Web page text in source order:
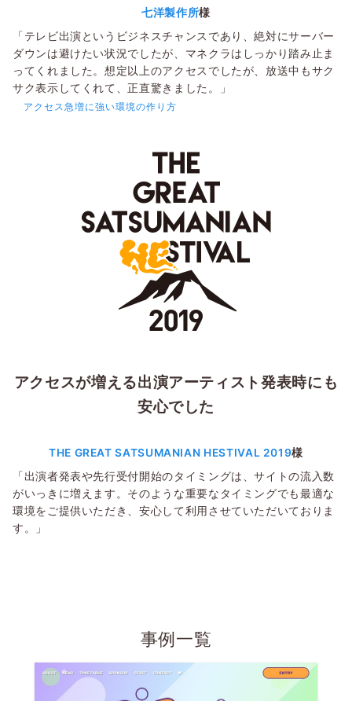
七洋製作所様
「テレビ出演というビジネスチャンスであり、絶対にサーバー
ダウンは避けたい状況でしたが、マネクラはしっかり踏み止ま
ってくれました。想定以上のアクセスでしたが、放送中もサク
サク表示してくれて、正直驚きました。」
アクセス急増に強い環境の作り方
アクセスが増える出演アーティスト発表時にも
安心でした
THE GREAT SATSUMANIAN HESTIVAL 2019様
「出演者発表や先行受付開始のタイミングは、サイトの流入数
がいっきに増えます。そのような重要なタイミングでも最適な
環境をご提供いただき、安心して利用させていただいておりま
す。」
事例一覧